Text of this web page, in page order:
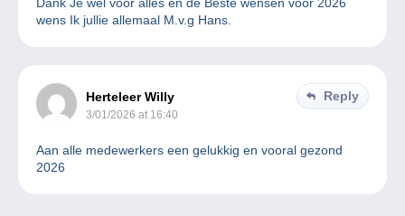
wens Ik jullie allemaal M.v.g Hans.
Herteleer Willy
3/01/2026 at 16:40
Reply
Aan alle medewerkers een gelukkig en vooral gezond
2026